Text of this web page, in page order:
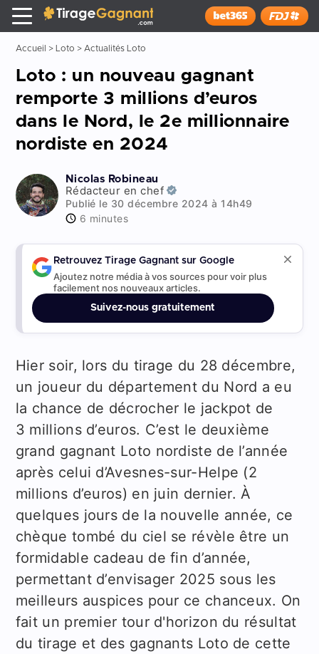
x
Tirage Gagnant
Installer
Accueil > Loto > Actualités Loto
Loto : un nouveau gagnant
remporte 3 millions d’euros
dans le Nord, le 2e millionnaire
nordiste en 2024
Nicolas Robineau
Rédacteur en chef
Publié le 30 décembre 2024 à 14h49
6 minutes
Retrouvez Tirage Gagnant sur Google
Ajoutez notre média à vos sources pour voir plus
facilement nos nouveaux articles.
Suivez-nous gratuitement
Hier soir, lors du tirage du 28 décembre,
un joueur du département du Nord a eu
la chance de décrocher le jackpot de
3 millions d’euros. C’est le deuxième
grand gagnant Loto nordiste de l’année
après celui d’Avesnes-sur-Helpe (2
millions d’euros) en juin dernier. À
quelques jours de la nouvelle année, ce
chèque tombé du ciel se révèle être un
formidable cadeau de fin d’année,
permettant d’envisager 2025 sous les
meilleurs auspices pour ce chanceux. On
fait un premier tour d'horizon du résultat
du tirage et des gagnants Loto de cette